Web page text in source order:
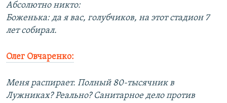
Абсолютно никто:
Боженька: да я вас, голубчиков, на этот стадион 7
лет собирал.
Олег Овчаренко:
Меня распирает. Полный 80-тысячник в
Лужниках? Реально? Санитарное дело против